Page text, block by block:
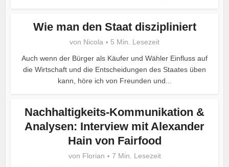
Wie man den Staat diszipliniert
von Nicola
5 Min. Lesezeit
Auch wenn der Bürger als Käufer und Wähler Einfluss auf
die Wirtschaft und die Entscheidungen des Staates üben
kann, höre ich von Freunden und...
Nachhaltigkeits-Kommunikation &
Analysen: Interview mit Alexander
Hain von Fairfood
von Florian
7 Min. Lesezeit